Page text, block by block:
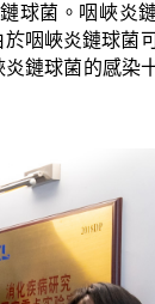
球菌。咽峽炎
咽峽炎鏈球菌
鏈球菌的感染